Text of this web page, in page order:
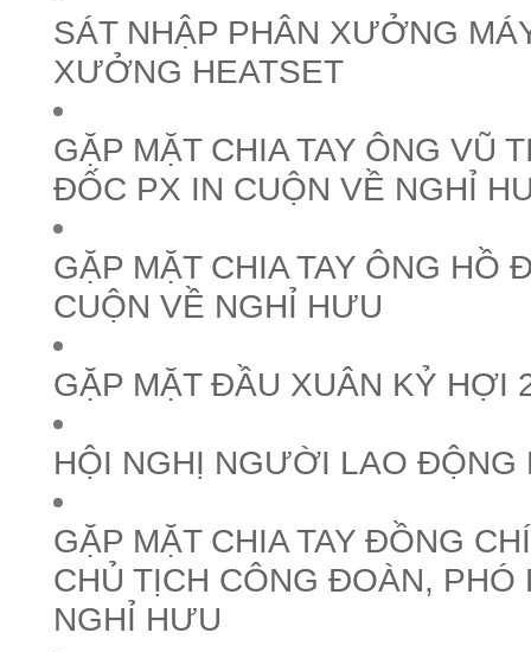
SÁT NHẬP PHÂN XƯỞNG
XƯỞNG HEATSET
GẶP MẶT CHIA TAY ÔNG VŨ
ĐỐC PX IN CUỘN VỀ NGHỈ
GẶP MẶT CHIA TAY ÔNG HỒ
CUỘN VỀ NGHỈ HƯU
GẶP MẶT ĐẦU XUÂN KỶ HỢI
HỘI NGHỊ NGƯỜI LAO ĐỘNG
GẶP MẶT CHIA TAY ĐỒNG
CHỦ TỊCH CÔNG ĐOÀN, PHÓ
NGHỈ HƯU